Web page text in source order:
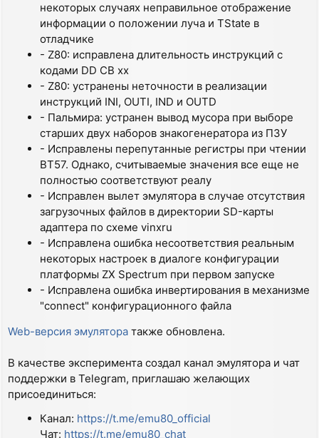
некоторых случаях неправильное отображение
информации о положении луча и TState в
отладчике
- Z80: исправлена длительность инструкций с
кодами DD CB xx
- Z80: устранены неточности в реализации
инструкций INI, OUTI, IND и OUTD
- Пальмира: устранен вывод мусора при выборе
старших двух наборов знакогенератора из ПЗУ
- Исправлены перепутанные регистры при чтении
ВТ57. Однако, считываемые значения все еще не
полностью соответствуют реалу
- Исправлен вылет эмулятора в случае отсутствия
загрузочных файлов в директории SD-карты
адаптера по схеме vinxru
- Исправлена ошибка несоответствия реальным
некоторых настроек в диалоге конфигурации
платформы ZX Spectrum при первом запуске
- Исправлена ошибка инвертирования в механизме
"connect" конфигурационного файла
Web-версия эмулятора также обновлена.
В качестве эксперимента создал канал эмулятора и чат
поддержки в Telegram, приглашаю желающих
присоединиться:
Канал: https://t.me/emu80_official
Чат: https://t.me/emu80_chat